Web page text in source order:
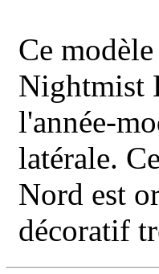
Ce
Nightmist
l'année-
latérale.
Nord est
décoratif